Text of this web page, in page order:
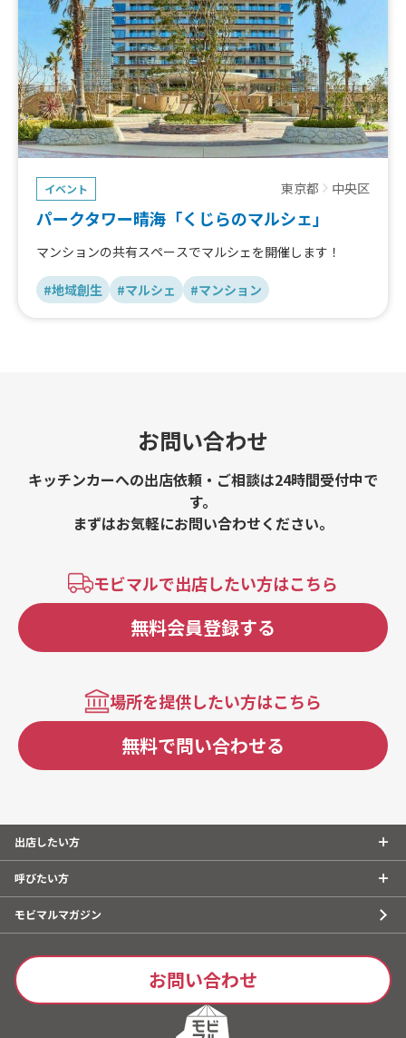
イベント 東京都 中央区
パークタワー晴海「くじらのマルシェ」
マンションの共有スペースでマルシェを開催します！
#地域創生 #マルシェ #マンション
お問い合わせ
キッチンカーへの出店依頼・ご相談は24時間受付中で
す。
まずはお気軽にお問い合わせください。
モビマルで出店したい方はこちら
無料会員登録する
場所を提供したい方はこちら
無料で問い合わせる
出店したい方
呼びたい方
モビマルマガジン
お問い合わせ